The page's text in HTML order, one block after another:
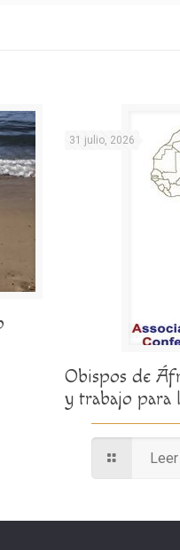
31 julio, 2026
Obispos de
y trabajo para